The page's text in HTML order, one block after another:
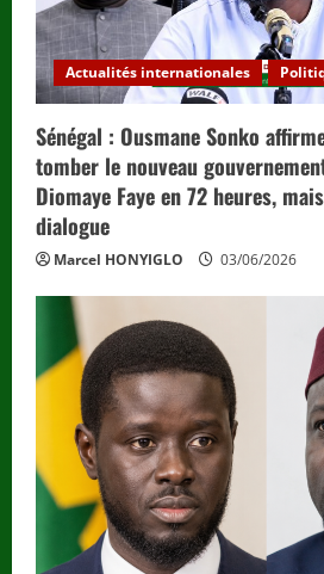
Actualités internationales
Sénégal : Ousmane Sonko
tomber le nouveau
Diomaye Faye en 72 heures,
dialogue
Marcel HONYIGLO 03/06/2026